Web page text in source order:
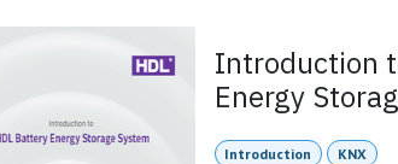
Introduction
Energy
Introduction KNX